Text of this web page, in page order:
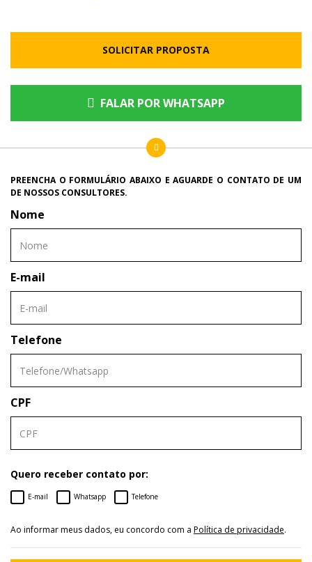
SOLICITAR PROPOSTA
FALAR POR WHATSAPP
PREENCHA O FORMULÁRIO ABAIXO E AGUARDE O CONTATO DE UM
DE NOSSOS CONSULTORES.
Nome
E-mail
Telefone
CPF
Quero receber contato por:
E-mail Whatsapp Telefone
Ao informar meus dados, eu concordo com a Política de privacidade.